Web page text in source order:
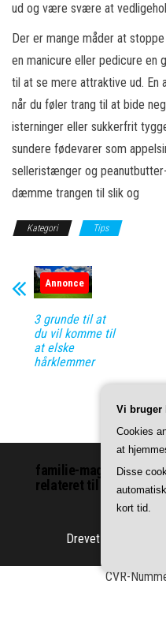
ud og være svære at
Der er mange måder at
en manicure eller pedicure en
til at se mere attraktive ud. En
når du føler trang til at bide
isterninger eller sukkerfrit
sundere fødevarer som
selleristænger og
dæmme trangen til slik og
Kategori Tips
Annonce
3 grunde til at
du vil komme til
at elske
hårklemmer
familie-magasinet.dk |
relateret til familie.
Drevet af
CVR-
Vi bruger
Cookies
at
Disse
kort tid.